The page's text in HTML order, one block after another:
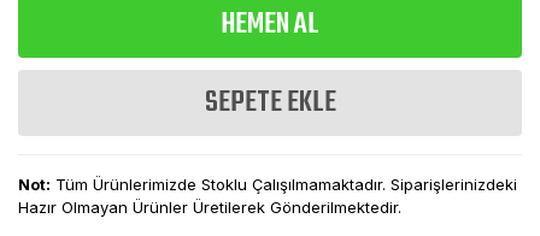
HEMEN AL
SEPETE EKLE
Not: Tüm Ürünlerimizde Stoklu Çalışılmamaktadır. Siparişlerinizdeki
Hazır Olmayan Ürünler Üretilerek Gönderilmektedir.